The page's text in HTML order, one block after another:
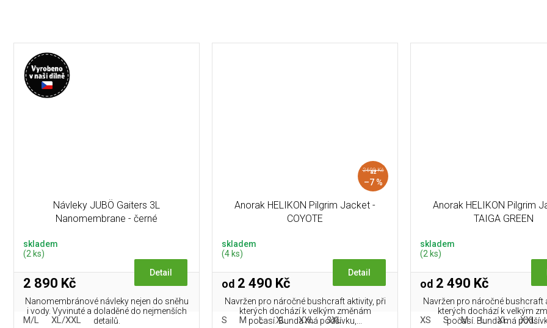
Návleky JUBÖ Gaiters 3L
Nanomembrane - černé
skladem
(2 ks)
2 890 Kč
Detail
Nanomembránové návleky nejen do sněhu
i vody. Vyvinuté a doladěné do nejmenších
detailů.
M/L XL/XXL
2 690 Kč
až
–7 %
Anorak HELIKON Pilgrim Jacket -
COYOTE
skladem
(4 ks)
od 2 490 Kč
Detail
Navržen pro náročné bushcraft aktivity, při
kterých dochází k velkým změnám
počasí. Bunda má podšívku,...
S M L XL XXL 3XL
Anorak HELIKON Pilgrim
TAIGA GREEN
skladem
(2 ks)
od 2 490 Kč
Navržen pro náročné bushcraft
kterých dochází k velkým
počasí. Bunda má
XS S M L XL XXL